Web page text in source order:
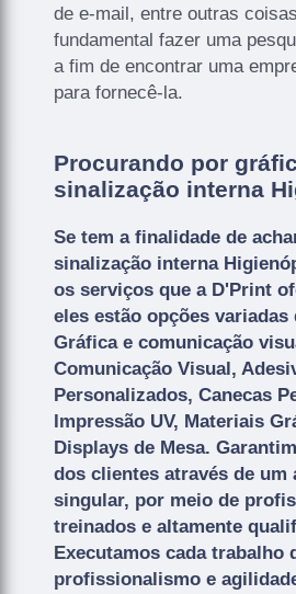
de e-mail, entre outras
fundamental fazer uma
a fim de encontrar uma
para fornecê-la.
Procurando por
sinalização interna
Se tem a finalidade de
sinalização interna
os serviços que a D'Print
eles estão opções variadas
Gráfica e comunicação
Comunicação Visual,
Personalizados, Canecas
Impressão UV, Materiais
Displays de Mesa.
dos clientes através de um
singular, por meio de
treinados e altamente
Executamos cada trabalho
profissionalismo e